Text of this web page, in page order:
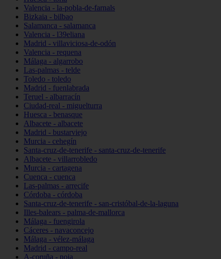
Valencia - la-pobla-de-farnals
Bizkaia - bilbao
Salamanca - salamanca
Valencia - l39eliana
Madrid - villaviciosa-de-odón
Valencia - requena
Málaga - algarrobo
Las-palmas - telde
Toledo - toledo
Madrid - fuenlabrada
Teruel - albarracín
Ciudad-real - miguelturra
Huesca - benasque
Albacete - albacete
Madrid - bustarviejo
Murcia - cehegín
Santa-cruz-de-tenerife - santa-cruz-de-tenerife
Albacete - villarrobledo
Murcia - cartagena
Cuenca - cuenca
Las-palmas - arrecife
Córdoba - córdoba
Santa-cruz-de-tenerife - san-cristóbal-de-la-laguna
Illes-balears - palma-de-mallorca
Málaga - fuengirola
Cáceres - navaconcejo
Málaga - vélez-málaga
Madrid - campo-real
A-coruña - noia